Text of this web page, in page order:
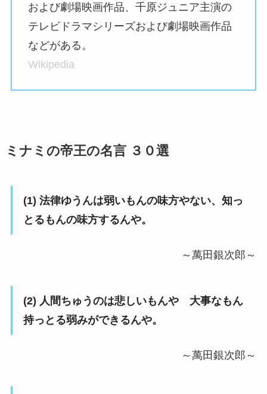
および劇場映画作品、千原ジュニア主演の
テレビドラマシリーズおよび劇場映画作品
などがある。
Wikipedia
ミナミの帝王の名言 ３０選
(1) 法律ゆうんは弱いもんの味方やない、知っ
とるもんの味方するんや。
～萬田銀次郎～
(2) 人間ちゅうのは悲しいもんや 大事なもん
持っとる弱みができるんや。
～萬田銀次郎～